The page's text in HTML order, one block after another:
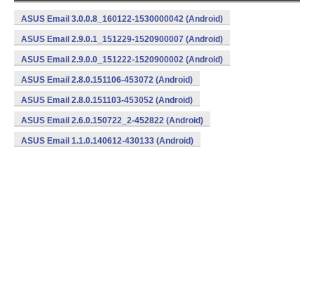
ASUS Email 3.0.0.8_160122-1530000042 (Android)
ASUS Email 2.9.0.1_151229-1520900007 (Android)
ASUS Email 2.9.0.0_151222-1520900002 (Android)
ASUS Email 2.8.0.151106-453072 (Android)
ASUS Email 2.8.0.151103-453052 (Android)
ASUS Email 2.6.0.150722_2-452822 (Android)
ASUS Email 1.1.0.140612-430133 (Android)